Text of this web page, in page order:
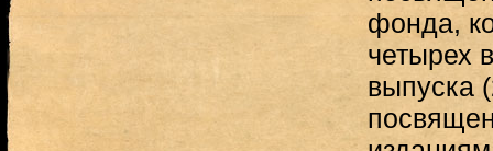
фонда,
четырех
выпуска